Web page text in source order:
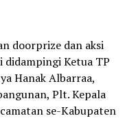
doorprize dan aksi
didampingi Ketua TP
Hanak Albarraa,
Plt. Kepala
se-Kabupaten